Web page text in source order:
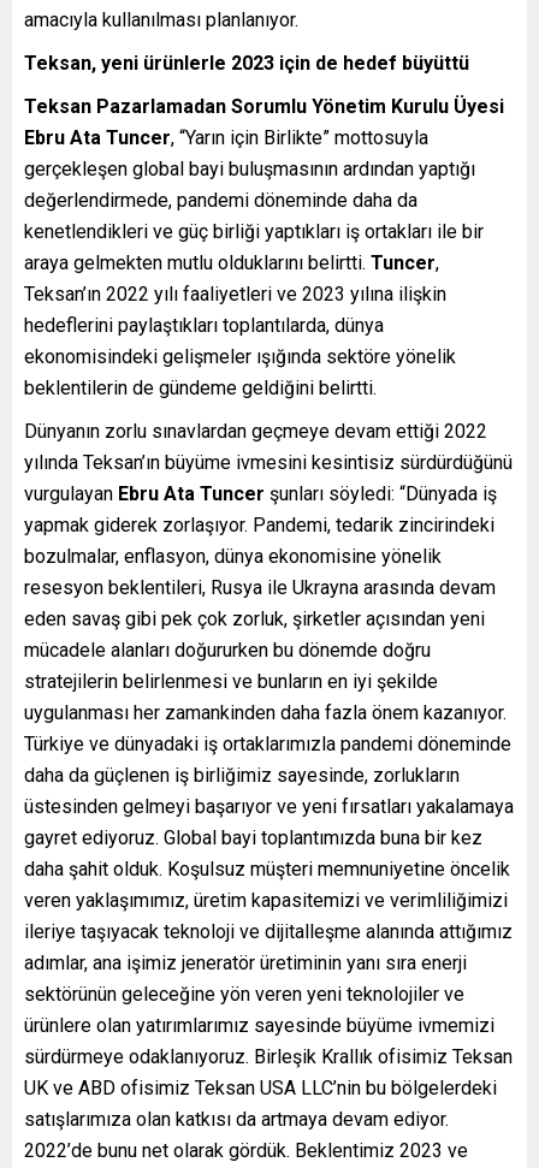
amacıyla kullanılması planlanıyor.
Teksan, yeni ürünlerle 2023 için de hedef büyüttü
Teksan Pazarlamadan Sorumlu Yönetim Kurulu Üyesi
Ebru Ata Tuncer, “Yarın için Birlikte” mottosuyla
gerçekleşen global bayi buluşmasının ardından yaptığı
değerlendirmede, pandemi döneminde daha da
kenetlendikleri ve güç birliği yaptıkları iş ortakları ile bir
araya gelmekten mutlu olduklarını belirtti. Tuncer,
Teksan’ın 2022 yılı faaliyetleri ve 2023 yılına ilişkin
hedeflerini paylaştıkları toplantılarda, dünya
ekonomisindeki gelişmeler ışığında sektöre yönelik
beklentilerin de gündeme geldiğini belirtti.
Dünyanın zorlu sınavlardan geçmeye devam ettiği 2022
yılında Teksan’ın büyüme ivmesini kesintisiz sürdürdüğünü
vurgulayan Ebru Ata Tuncer şunları söyledi: “Dünyada iş
yapmak giderek zorlaşıyor. Pandemi, tedarik zincirindeki
bozulmalar, enflasyon, dünya ekonomisine yönelik
resesyon beklentileri, Rusya ile Ukrayna arasında devam
eden savaş gibi pek çok zorluk, şirketler açısından yeni
mücadele alanları doğururken bu dönemde doğru
stratejilerin belirlenmesi ve bunların en iyi şekilde
uygulanması her zamankinden daha fazla önem kazanıyor.
Türkiye ve dünyadaki iş ortaklarımızla pandemi döneminde
daha da güçlenen iş birliğimiz sayesinde, zorlukların
üstesinden gelmeyi başarıyor ve yeni fırsatları yakalamaya
gayret ediyoruz. Global bayi toplantımızda buna bir kez
daha şahit olduk. Koşulsuz müşteri memnuniyetine öncelik
veren yaklaşımımız, üretim kapasitemizi ve verimliliğimizi
ileriye taşıyacak teknoloji ve dijitalleşme alanında attığımız
adımlar, ana işimiz jeneratör üretiminin yanı sıra enerji
sektörünün geleceğine yön veren yeni teknolojiler ve
ürünlere olan yatırımlarımız sayesinde büyüme ivmemizi
sürdürmeye odaklanıyoruz. Birleşik Krallık ofisimiz Teksan
UK ve ABD ofisimiz Teksan USA LLC’nin bu bölgelerdeki
satışlarımıza olan katkısı da artmaya devam ediyor.
2022’de bunu net olarak gördük. Beklentimiz 2023 ve